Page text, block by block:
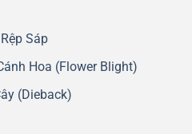
Sáp
Hoa (Flower Blight)
(Dieback)